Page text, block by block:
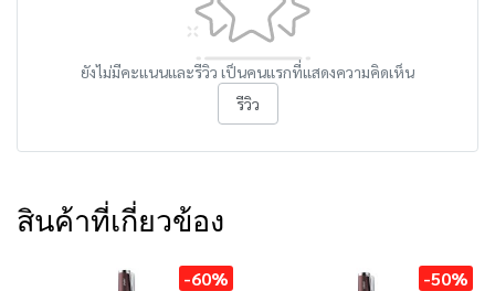
ยังไม่มีคะแนนและรีวิว เป็นคนแรกที่แสดงความคิดเห็น
รีวิว
สินค้าที่เกี่ยวข้อง
-60% -50%